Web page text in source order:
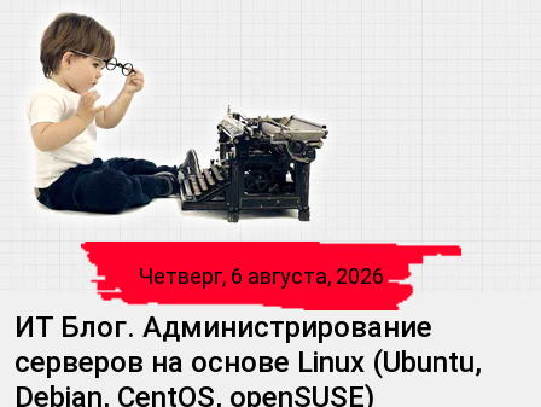
Четверг, 6 августа, 2026
ИТ Блог. Администрирование
серверов на основе Linux (Ubuntu,
Debian, CentOS, openSUSE)